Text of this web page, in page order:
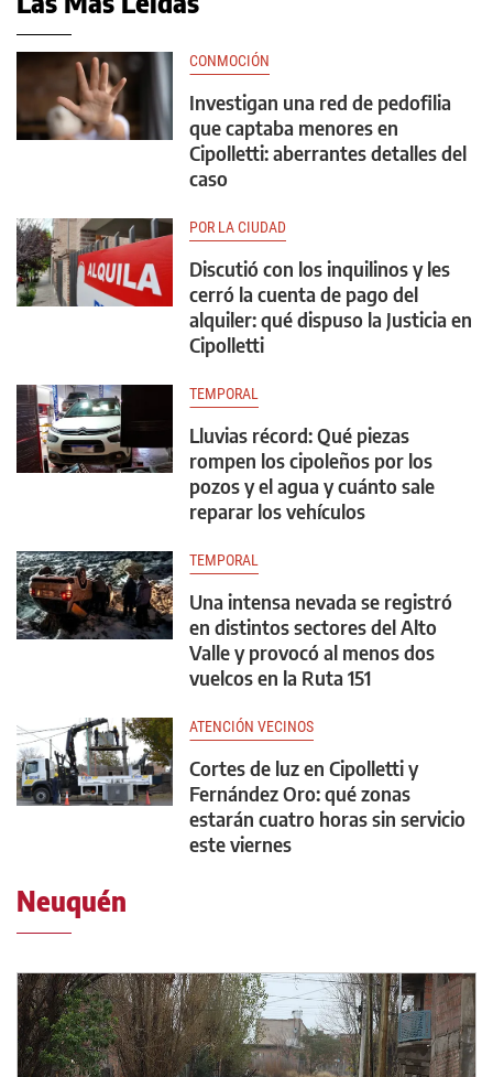
CONMOCIÓN
Investigan una red de pedofilia
que captaba menores en
Cipolletti: aberrantes detalles del
caso
POR LA CIUDAD
Discutió con los inquilinos y les
cerró la cuenta de pago del
alquiler: qué dispuso la Justicia en
Cipolletti
TEMPORAL
Lluvias récord: Qué piezas
rompen los cipoleños por los
pozos y el agua y cuánto sale
reparar los vehículos
TEMPORAL
Una intensa nevada se registró
en distintos sectores del Alto
Valle y provocó al menos dos
vuelcos en la Ruta 151
ATENCIÓN VECINOS
Cortes de luz en Cipolletti y
Fernández Oro: qué zonas
estarán cuatro horas sin servicio
este viernes
Neuquén